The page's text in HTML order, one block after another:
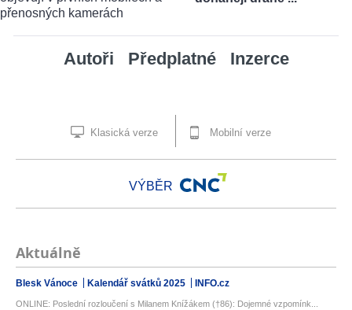
Autoři Předplatné Inzerce
Klasická verze Mobilní verze
VÝBĚR
Aktuálně
Blesk Vánoce Kalendář svátků 2025 INFO.cz
ONLINE: Poslední rozloučení s Milanem Knížákem (†86): Dojemné vzpomínk...